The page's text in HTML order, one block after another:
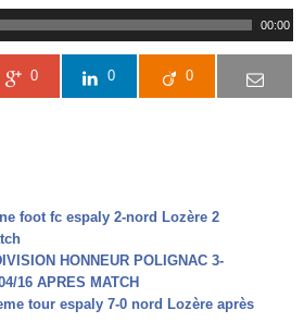
00:00
0 0 0
foot fc espaly 2-nord Lozère 2
HONNEUR POLIGNAC 3-
16 APRES MATCH
tour espaly 7-0 nord Lozère après